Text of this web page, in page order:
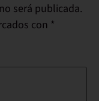
será publicada.
con *